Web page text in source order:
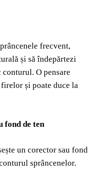
frecvent,
și să îndepărtezi
conturul. O pensare
și poate duce la
fond de ten
un corector sau fond
sprâncenelor.